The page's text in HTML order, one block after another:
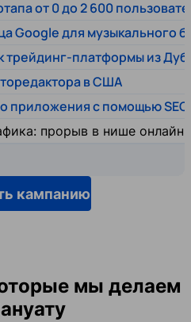
от 0 до 2 600
Google для музыкального
трейдинг-платформы из
в США
приложения с помощью SEO
прорыв в нише
кампанию
мы делаем